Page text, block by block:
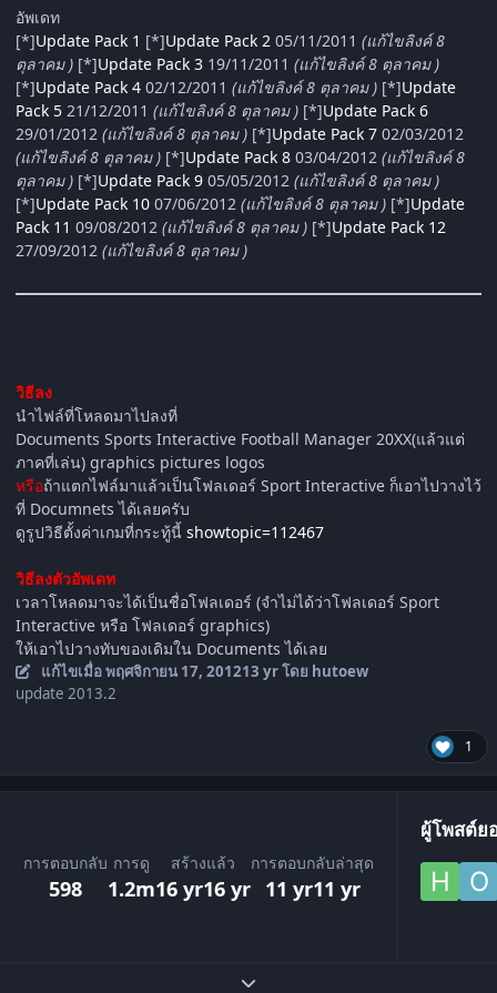
อัพเดท
[*]Update Pack 1 [*]Update Pack 2 05/11/2011 (แก้ไขลิงค์ 8
ตุลาคม ) [*]Update Pack 3 19/11/2011 (แก้ไขลิงค์ 8 ตุลาคม )
[*]Update Pack 4 02/12/2011 (แก้ไขลิงค์ 8 ตุลาคม ) [*]Update
Pack 5 21/12/2011 (แก้ไขลิงค์ 8 ตุลาคม ) [*]Update Pack 6
29/01/2012 (แก้ไขลิงค์ 8 ตุลาคม ) [*]Update Pack 7 02/03/2012
(แก้ไขลิงค์ 8 ตุลาคม ) [*]Update Pack 8 03/04/2012 (แก้ไขลิงค์ 8
ตุลาคม ) [*]Update Pack 9 05/05/2012 (แก้ไขลิงค์ 8 ตุลาคม )
[*]Update Pack 10 07/06/2012 (แก้ไขลิงค์ 8 ตุลาคม ) [*]Update
Pack 11 09/08/2012 (แก้ไขลิงค์ 8 ตุลาคม ) [*]Update Pack 12
27/09/2012 (แก้ไขลิงค์ 8 ตุลาคม )
วิธีลง
นำไฟล์ที่โหลดมาไปลงที่
Documents Sports Interactive Football Manager 20XX(แล้วแต่
ภาคที่เล่น) graphics pictures logos
หรือถ้าแตกไฟล์มาแล้วเป็นโฟลเดอร์ Sport Interactive ก็เอาไปวางไว้
ที่ Documnets ได้เลยครับ
ดูรูปวิธีตั้งค่าเกมที่กระทู้นี้ showtopic=112467
วิธีลงตัวอัพเดท
เวลาโหลดมาจะได้เป็นชื่อโฟลเดอร์ (จำไม่ได้ว่าโฟลเดอร์ Sport
Interactive หรือ โฟลเดอร์ graphics)
ให้เอาไปวางทับของเดิมใน Documents ได้เลย
แก้ไขเมื่อพฤศจิกายน 17, 201213 yrโดย hutoew
update 2013.2
1
การตอบกลับ
598
การดู
1.2m
สร้างแล้ว
16 yr16 yr
การตอบกลับล่าสุด
11 yr11 yr
ผู้โพสต์ย
ขยายภาพรวมหัวข้อ